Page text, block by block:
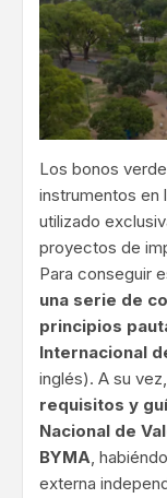
Los bonos
instrumentos en
utilizado
proyectos de
Para conseguir
una serie de
principios
Internacional
inglés). A su
requisitos y
Nacional de
BYMA,
externa